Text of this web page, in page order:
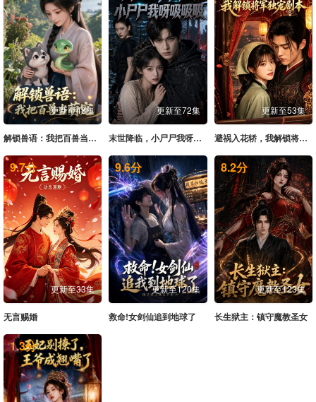
20260623爱撩专访 20260624未播 20260625尝鲜 20260626上
20260626中 20260626下 20260626纯享 20260627未播
20260628未播
更新至48集
解锁兽语：我把百兽当萌宠
更新至72集
末世降临，小尸尸我呀吸吸吸
更新至53集
避祸入花轿，我解锁将军独宠剧本
9.7分
更新至33集
无言赐婚
9.6分
更新至120集
救命!女剑仙追到地球了
8.2分
更新至123集
长生狱主：镇守魔教圣女
1.3分